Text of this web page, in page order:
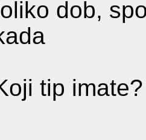
dob,
tip imate?